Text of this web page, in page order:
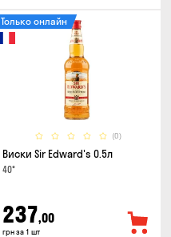
(0)
Только онлайн
Виски Sir Edward's 0.5л
40°
237,00
грн за 1 шт